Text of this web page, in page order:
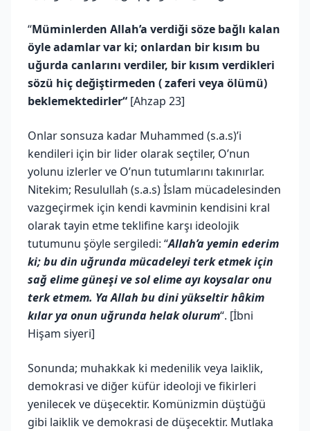
“Müminlerden Allah’a verdiği söze bağlı kalan
öyle adamlar var ki; onlardan bir kısım bu
uğurda canlarını verdiler, bir kısım verdikleri
sözü hiç değiştirmeden ( zaferi veya ölümü)
beklemektedirler“ [Ahzap 23]
Onlar sonsuza kadar Muhammed (s.a.s)’i
kendileri için bir lider olarak seçtiler, O’nun
yolunu izlerler ve O’nun tutumlarını takınırlar.
Nitekim; Resulullah (s.a.s) İslam mücadelesinden
vazgeçirmek için kendi kavminin kendisini kral
olarak tayin etme teklifine karşı ideolojik
tutumunu şöyle sergiledi: “Allah’a yemin ederim
ki; bu din uğrunda mücadeleyi terk etmek için
sağ elime güneşi ve sol elime ayı koysalar onu
terk etmem. Ya Allah bu dini yükseltir hâkim
kılar ya onun uğrunda helak olurum“. [İbni
Hişam siyeri]
Sonunda; muhakkak ki medenilik veya laiklik,
demokrasi ve diğer küfür ideoloji ve fikirleri
yenilecek ve düşecektir. Komünizmin düştüğü
gibi laiklik ve demokrasi de düşecektir. Mutlaka